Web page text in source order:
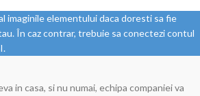
imaginile elementului daca doresti sa fie
În caz contrar, trebuie sa conectezi contul
in casa, si nu numai, echipa companiei va